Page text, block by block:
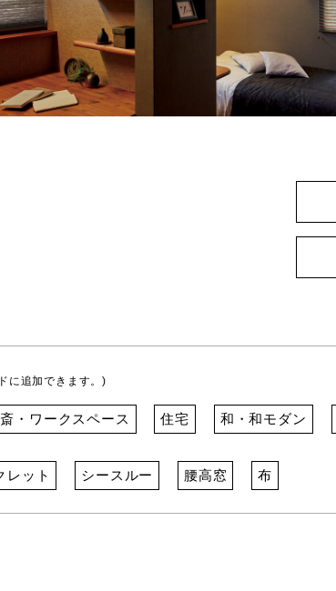
に追加できます。)
・ワークスペース 住宅 和・和モダン
レット シースルー 腰高窓 布